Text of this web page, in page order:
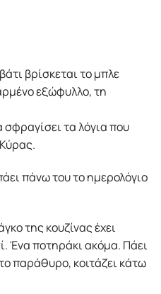
βρίσκεται το μπλε
εξώφυλλο, τη
σφραγίσει τα λόγια που
πάνω του το ημερολόγιο
της κουζίνας έχει
Ένα ποτηράκι ακόμα. Πάει
παράθυρο, κοιτάζει κάτω